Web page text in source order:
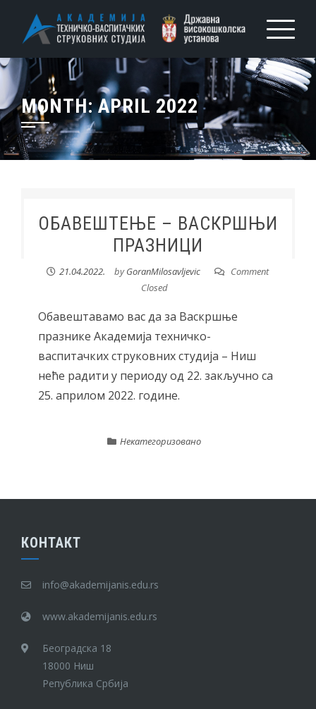
MONTH:APRIL 2022
ОБАВЕШТЕЊЕ – ВАСКРШЊИ
ПРАЗНИЦИ
21.04.2022. byGoranMilosavljevic
Comment
Closed
Обавештавамо вас да за Васкршње
празнике Академија техничко-
васпитачких струковних студија – Ниш
неће радити у периоду од 22. закључно са
25. априлом 2022. године.
Некатегоризовано
КОНТАКТ
info@akademijanis.edu.rs
www.akademijanis.edu.rs
Београдска 18
18000 Ниш
Република Србија